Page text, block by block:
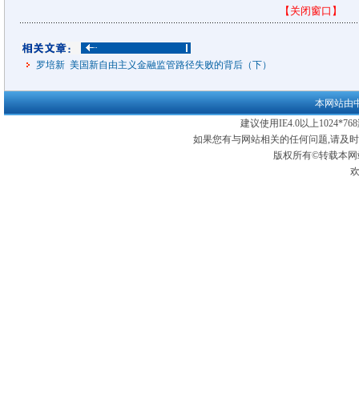
【关闭窗口】
罗培新 美国新自由主义金融监管路径失败的背后（下）
本网站由
建议使用IE4.0以上
如果您有与网站相关的任何问题,请及
版权所有©转载本